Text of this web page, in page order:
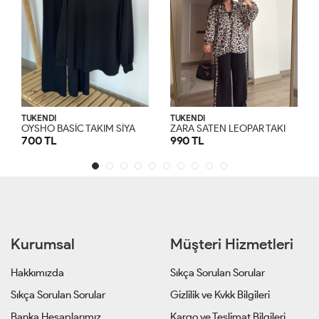
L XL
TÜKENDİ
990 TL
S M
TÜKENDİ
450 TL
Kurumsal
Hakkımızda
Sıkça Sorulan Sorular
Müşteri Hizmetleri
Sıkça Sorulan Sorular
Gizlilik ve Kvkk Bilgileri